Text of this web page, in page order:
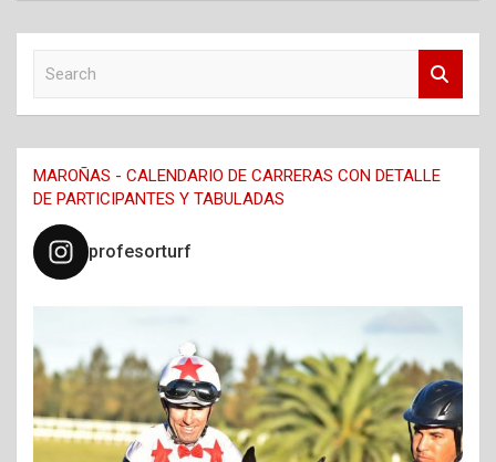
c
h
MAROÑAS - CALENDARIO DE CARRERAS CON DETALLE
DE PARTICIPANTES Y TABULADAS
profesorturf